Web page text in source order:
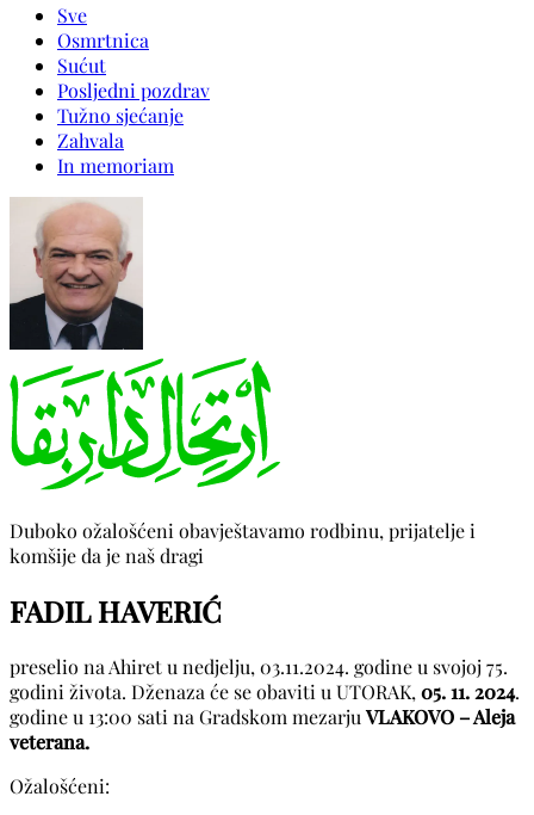
Sve
Osmrtnica
Sućut
Posljedni pozdrav
Tužno sjećanje
Zahvala
In memoriam
Duboko ožalošćeni obavještavamo rodbinu, prijatelje i
komšije da je naš dragi
FADIL HAVERIĆ
preselio na Ahiret u nedjelju, 03.11.2024. godine u svojoj 75.
godini života. Dženaza će se obaviti u UTORAK, 05. 11. 2024.
godine u 13:00 sati na Gradskom mezarjuVLAKOVO – Aleja
veterana.
Ožalošćeni: